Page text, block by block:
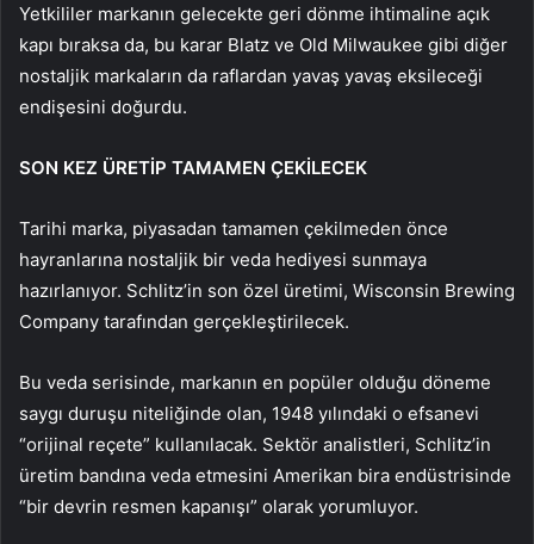
Yetkililer markanın gelecekte geri dönme ihtimaline açık
kapı bıraksa da, bu karar Blatz ve Old Milwaukee gibi diğer
nostaljik markaların da raflardan yavaş yavaş eksileceği
endişesini doğurdu.
SON KEZ ÜRETİP TAMAMEN ÇEKİLECEK
Tarihi marka, piyasadan tamamen çekilmeden önce
hayranlarına nostaljik bir veda hediyesi sunmaya
hazırlanıyor. Schlitz’in son özel üretimi, Wisconsin Brewing
Company tarafından gerçekleştirilecek.
Bu veda serisinde, markanın en popüler olduğu döneme
saygı duruşu niteliğinde olan, 1948 yılındaki o efsanevi
“orijinal reçete” kullanılacak. Sektör analistleri, Schlitz’in
üretim bandına veda etmesini Amerikan bira endüstrisinde
“bir devrin resmen kapanışı” olarak yorumluyor.